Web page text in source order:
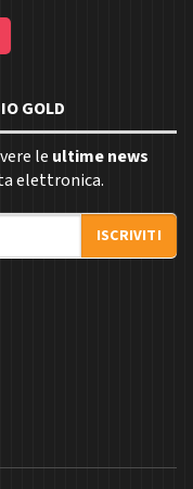
GOLD
le ultime news
elettronica.
ISCRIVITI